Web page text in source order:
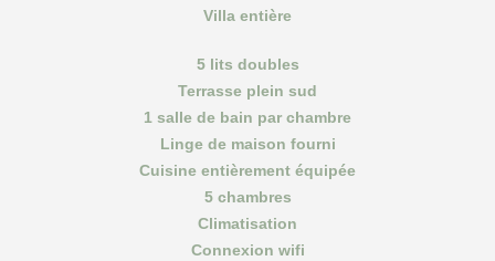
Villa entière
5 lits doubles
Terrasse plein sud
1 salle de bain par chambre
Linge de maison fourni
Cuisine entièrement équipée
5 chambres
Climatisation
Connexion wifi